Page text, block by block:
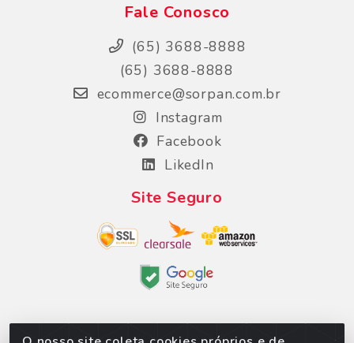
Fale Conosco
(65) 3688-8888
(65) 3688-8888
ecommerce@sorpan.com.br
Instagram
Facebook
LikedIn
Site Seguro